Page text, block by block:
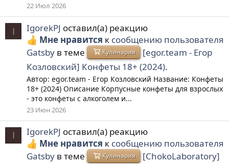
22 Июл 2026
I IgorekPJ оставил(а) реакцию
Мне нравится к сообщению пользователя
Gatsby в теме Кулинария
[egor.team - Егор
Козловский] Конфеты 18+ (2024).
Автор: egor.team - Егор Козловский Название: Конфеты
18+ (2024) Описание Корпусные конфеты для взрослых
- это конфеты с алкоголем и...
23 Июн 2026
I IgorekPJ оставил(а) реакцию
Мне нравится к сообщению пользователя
Gatsby в теме Кулинария
[ChokoLaboratory]